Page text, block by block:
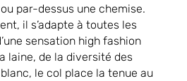
par-dessus une chemise.
il s’adapte à toutes les
sensation high fashion
laine, de la diversité des
le col place la tenue au